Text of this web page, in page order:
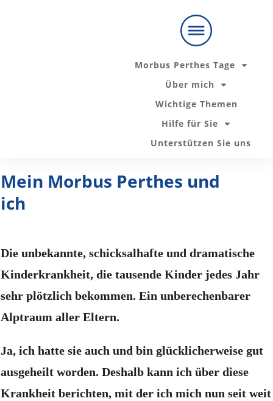
Morbus Perthes Tage
Über mich
Wichtige Themen
Hilfe für Sie
Unterstützen Sie uns
Mein Morbus Perthes und
ich
Die unbekannte, schicksalhafte und dramatische
Kinderkrankheit, die tausende Kinder jedes Jahr
sehr plötzlich bekommen. Ein unberechenbarer
Alptraum aller Eltern.
Ja, ich hatte sie auch und bin glücklicherweise gut
ausgeheilt worden. Deshalb kann ich über diese
Krankheit berichten, mit der ich mich nun seit weit
Holen Sie sich
Ihren Ratgeber
Mit mir persönlich sprechen